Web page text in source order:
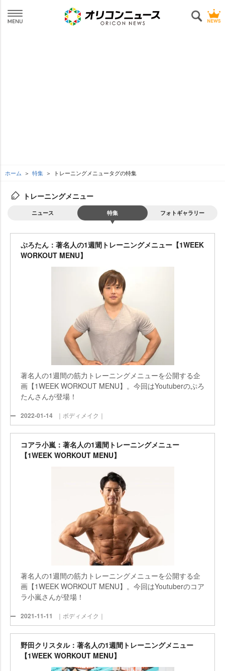
ホーム 特集 トレーニングメニュータグの特集
トレーニングメニュー
ニュース 特集 フォトギャラリー
ぷろたん：著名人の1週間トレーニングメニュー【1WEEK
WORKOUT MENU】
著名人の1週間の筋力トレーニングメニューを公開する企
画【1WEEK WORKOUT MENU】。今回はYoutuberのぷろ
たんさんが登場！
2022-01-14 ｜ボディメイク｜
コアラ小嵐：著名人の1週間トレーニングメニュー
【1WEEK WORKOUT MENU】
著名人の1週間の筋力トレーニングメニューを公開する企
画【1WEEK WORKOUT MENU】。今回はYoutuberのコア
ラ小嵐さんが登場！
2021-11-11 ｜ボディメイク｜
野田クリスタル：著名人の1週間トレーニングメニュー
【1WEEK WORKOUT MENU】